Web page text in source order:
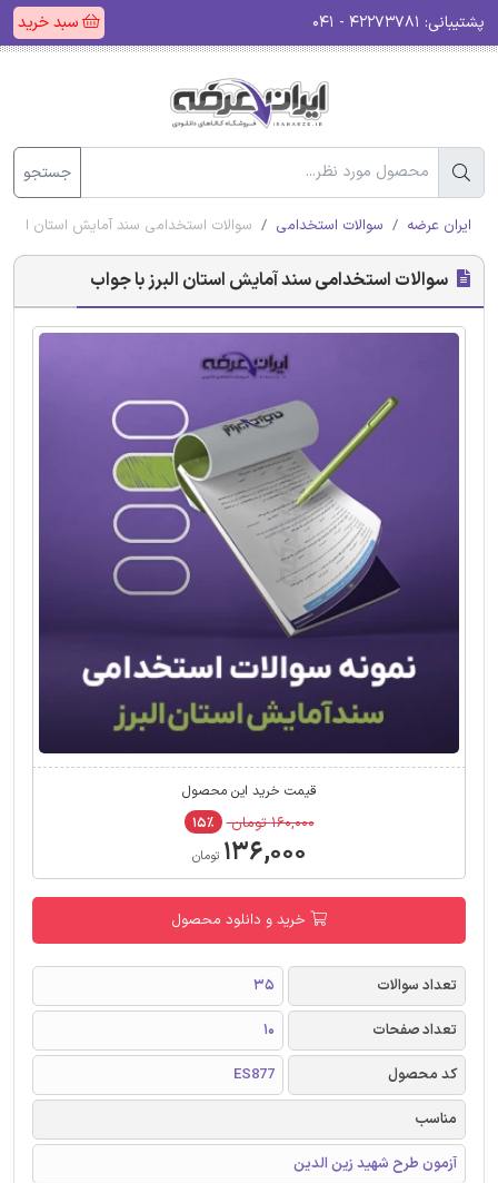
پشتیبانی: سبد خرید
جستجو
ایران عرضه سوالات استخدامی سوالات استخدامی سند آمایش استان
سوالات استخدامی سند آمایش استان البرز با جواب
قیمت خرید این محصول
۱۶۰,۰۰۰ تومان ۱۵٪
۱۳۶,۰۰۰ تومان
خرید و دانلود محصول
تعداد سوالات
35
تعداد صفحات
10
کد محصول
ES877
مناسب
آزمون طرح شهید زین الدین